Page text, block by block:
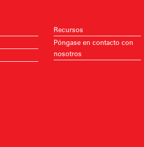
Recursos
Póngase en contacto con
nosotros